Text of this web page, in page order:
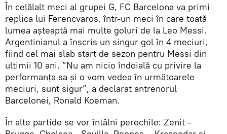
În celălalt meci al grupei G, FC Barcelona va primi
replica lui Ferencvaros, într-un meci în care toată
lumea așteaptă mai multe goluri de la Leo Messi.
Argentinianul a înscris un singur gol în 4 meciuri,
fiind cel mai slab start de sezon pentru Messi din
ultimii 10 ani. ”Nu am nicio îndoială cu privire la
performanţa sa şi o vom vedea în următoarele
meciuri, sunt sigur”, a declarat antrenorul
Barcelonei, Ronald Koeman.
În alte partide se vor întâlni perechile: Zenit -